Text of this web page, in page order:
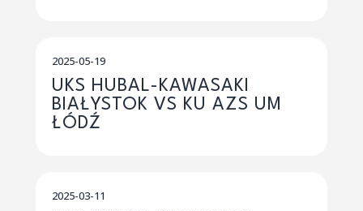
2025-05-19
UKS HUBAL-KAWASAKI
BIAŁYSTOK VS KU AZS UM
ŁÓDŹ
2025-03-11